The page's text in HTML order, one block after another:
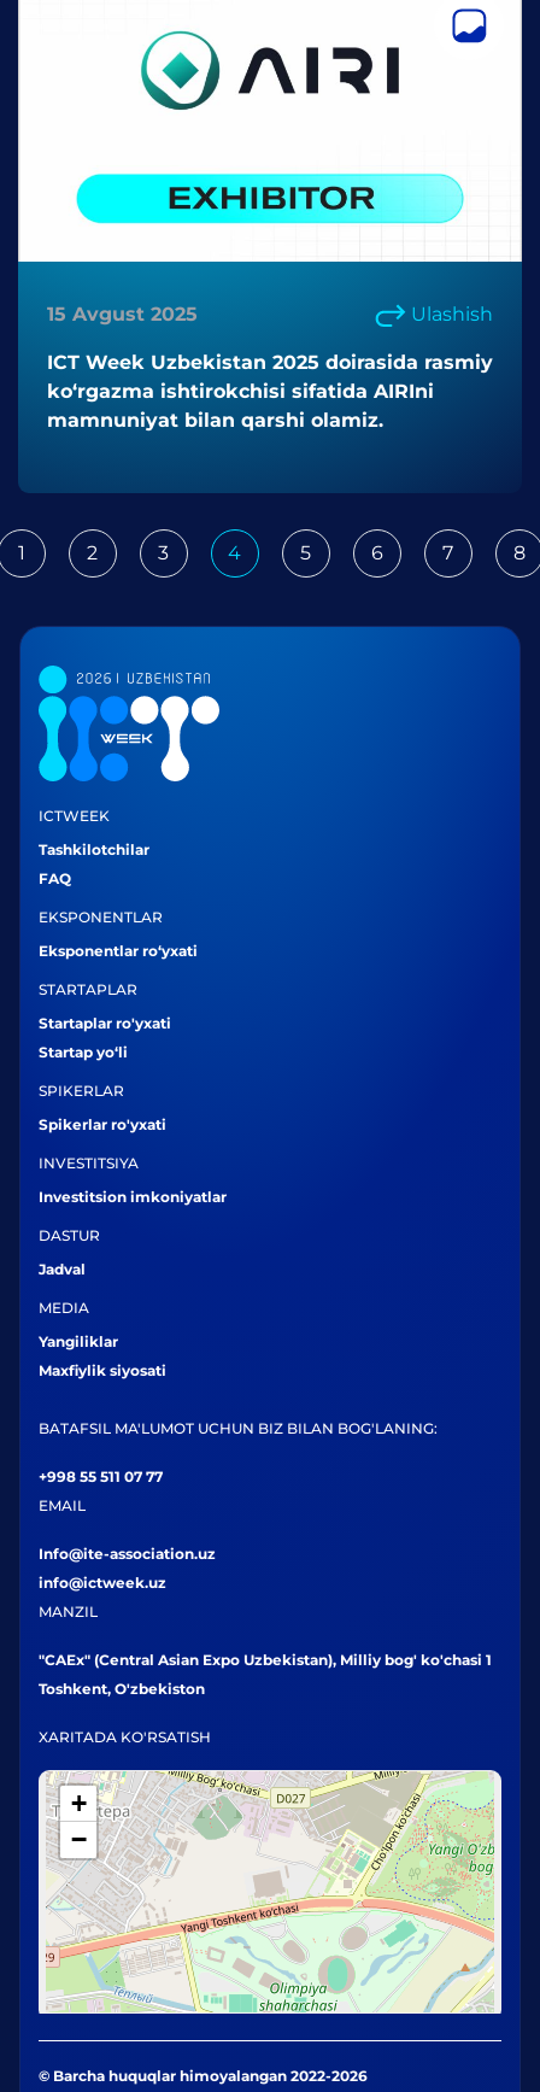
15 Avgust 2025 Ulashish
ICT Week Uzbekistan 2025 doirasida rasmiy
ko‘rgazma ishtirokchisi sifatida AIRIni
mamnuniyat bilan qarshi olamiz.
1 2 3 4 5 6 7 8
ICTWEEK
Tashkilotchilar
FAQ
EKSPONENTLAR
Eksponentlar ro‘yxati
STARTAPLAR
Startaplar ro'yxati
Startap yo‘li
SPIKERLAR
Spikerlar ro'yxati
INVESTITSIYA
Investitsion imkoniyatlar
DASTUR
Jadval
MEDIA
Yangiliklar
Maxfiylik siyosati
BATAFSIL MA'LUMOT UCHUN BIZ BILAN BOG'LANING:
+998 55 511 07 77
EMAIL
Info@ite-association.uz
info@ictweek.uz
MANZIL
"CAEx" (Central Asian Expo Uzbekistan), Milliy bog' ko'chasi 1
Toshkent, O'zbekiston
XARITADA KO'RSATISH
+
−
© Barcha huquqlar himoyalangan 2022-2026